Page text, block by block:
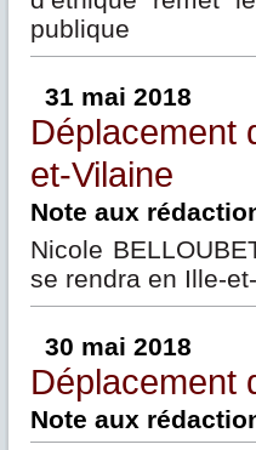
publique
31 mai 2018
Déplacement
et-Vilaine
Note aux
Nicole
se rendra en Ille-
30 mai 2018
Déplacement
Note aux